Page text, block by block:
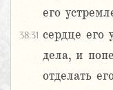
его
38:31 сердце его
дела, и
отделать